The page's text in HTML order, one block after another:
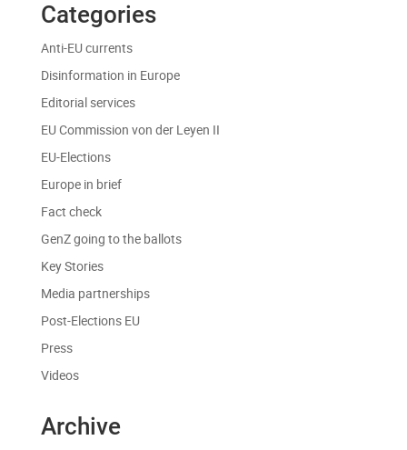
Categories
Anti-EU currents
Disinformation in Europe
Editorial services
EU Commission von der Leyen II
EU-Elections
Europe in brief
Fact check
GenZ going to the ballots
Key Stories
Media partnerships
Post-Elections EU
Press
Videos
Archive